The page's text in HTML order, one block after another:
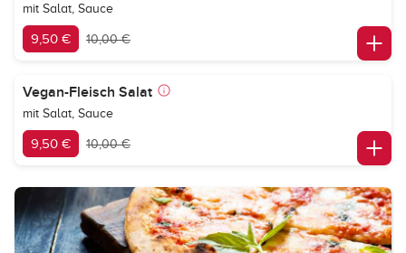
mit Salat, Sauce
9,50 € 10,00 €
Vegan-Fleisch Salat
mit Salat, Sauce
9,50 € 10,00 €